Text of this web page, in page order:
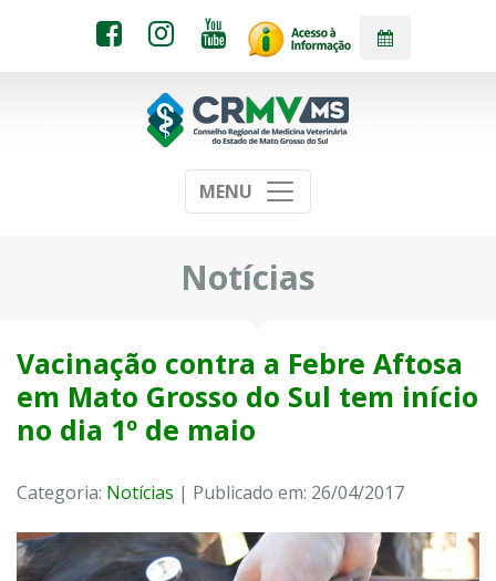
MENU
Notícias
Vacinação contra a Febre Aftosa
em Mato Grosso do Sul tem início
no dia 1º de maio
Categoria: Notícias | Publicado em: 26/04/2017